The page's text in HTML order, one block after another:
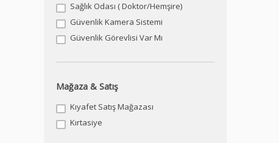
Sağlık Odası ( Doktor/Hemşire)
Güvenlik Kamera Sistemi
Güvenlik Görevlisi Var Mı
Mağaza & Satış
Kıyafet Satış Mağazası
Kırtasiye